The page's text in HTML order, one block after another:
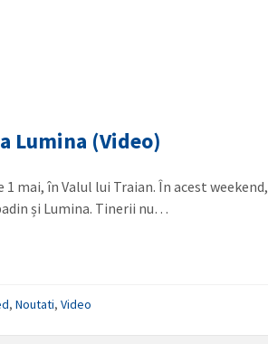
Lumina (Video)
mai, în Valul lui Traian. În acest weekend,
și Lumina. Tinerii nu…
,Noutati,Video